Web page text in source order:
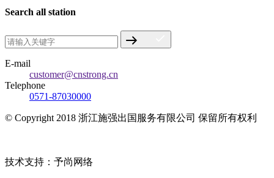
Search all station
E-mail
customer@cnstrong.cn
Telephone
0571-87030000
© Copyright 2018 浙江施强出国服务有限公司 保留所有权利
技术支持：予尚网络